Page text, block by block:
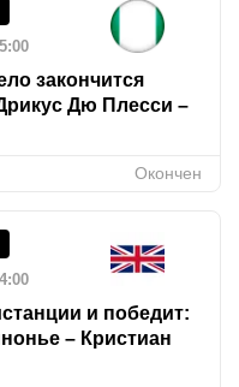
5:00
закончится
Дю Плесси –
Окончен
4:00
и победит:
– Кристиан